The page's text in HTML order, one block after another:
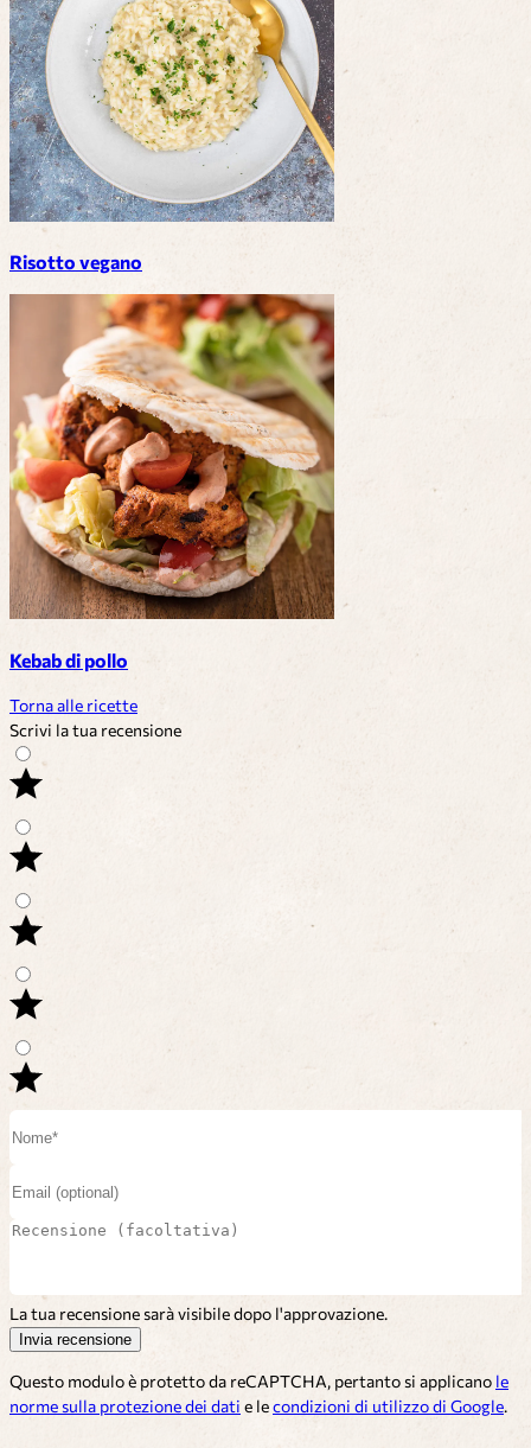
Risotto vegano
Kebab di pollo
Torna alle ricette
Scrivi la tua recensione
La tua recensione sarà visibile dopo l'approvazione.
Invia recensione
Questo modulo è protetto da reCAPTCHA, pertanto si applicano le
norme sulla protezione dei dati e lecondizioni di utilizzo di Google.